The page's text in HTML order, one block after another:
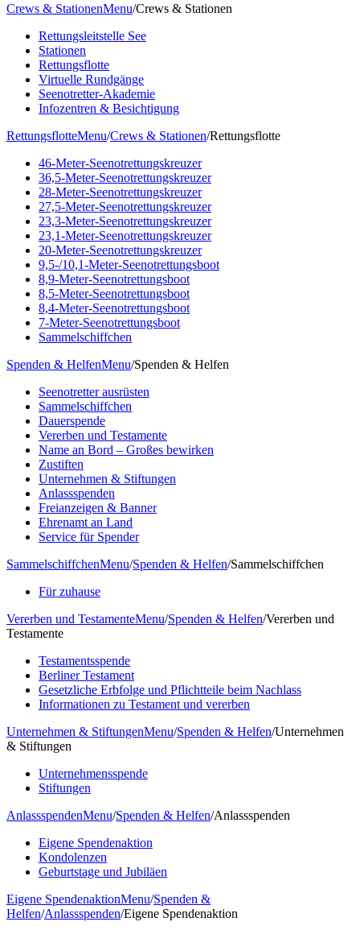
Crews & StationenMenu/Crews & Stationen
Rettungsleitstelle See
Stationen
Rettungsflotte
Virtuelle Rundgänge
Seenotretter-Akademie
Infozentren & Besichtigung
RettungsflotteMenu/Crews & Stationen/Rettungsflotte
46-Meter-Seenotrettungskreuzer
36,5-Meter-Seenotrettungskreuzer
28-Meter-Seenotrettungskreuzer
27,5-Meter-Seenotrettungskreuzer
23,3-Meter-Seenotrettungskreuzer
23,1-Meter-Seenotrettungskreuzer
20-Meter-Seenotrettungskreuzer
9,5-/10,1-Meter-Seenotrettungsboot
8,9-Meter-Seenotrettungsboot
8,5-Meter-Seenotrettungsboot
8,4-Meter-Seenotrettungsboot
7-Meter-Seenotrettungsboot
Sammelschiffchen
Spenden & HelfenMenu/Spenden & Helfen
Seenotretter ausrüsten
Sammelschiffchen
Dauerspende
Vererben und Testamente
Name an Bord – Großes bewirken
Zustiften
Unternehmen & Stiftungen
Anlassspenden
Freianzeigen & Banner
Ehrenamt an Land
Service für Spender
SammelschiffchenMenu/Spenden & Helfen/Sammelschiffchen
Für zuhause
Vererben und TestamenteMenu/Spenden & Helfen/Vererben und
Testamente
Testamentsspende
Berliner Testament
Gesetzliche Erbfolge und Pflichtteile beim Nachlass
Informationen zu Testament und vererben
Unternehmen & StiftungenMenu/Spenden & Helfen/Unternehmen
& Stiftungen
Unternehmensspende
Stiftungen
AnlassspendenMenu/Spenden & Helfen/Anlassspenden
Eigene Spendenaktion
Kondolenzen
Geburtstage und Jubiläen
Eigene SpendenaktionMenu/Spenden &
Helfen/Anlassspenden/Eigene Spendenaktion